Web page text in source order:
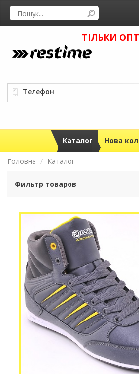
ТІЛЬКИ ОПТ
Телефон
Каталог Нова
Головна Каталог
Фильтр товаров